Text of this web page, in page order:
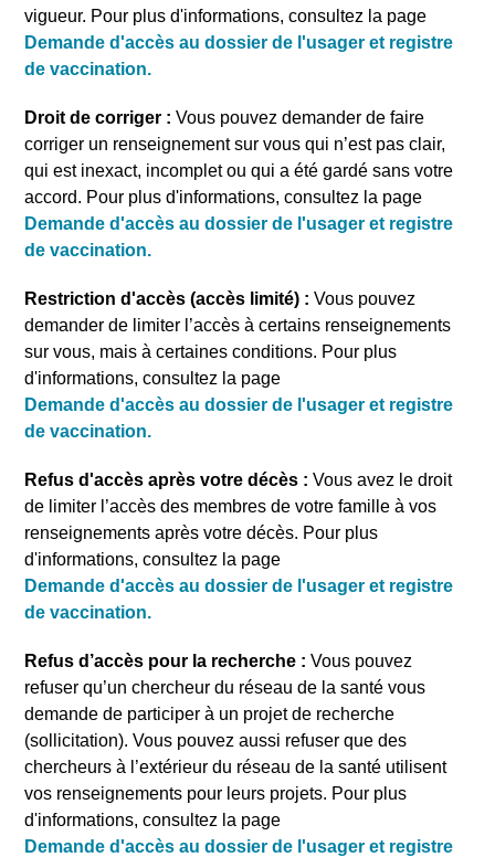
vigueur. Pour plus d'informations, consultez la page
Demande d'accès au dossier de l'usager et registre
de vaccination.
Droit de corriger : Vous pouvez demander de faire
corriger un renseignement sur vous qui n’est pas clair,
qui est inexact, incomplet ou qui a été gardé sans votre
accord. Pour plus d'informations, consultez la page
Demande d'accès au dossier de l'usager et registre
de vaccination.
Restriction d'accès (accès limité) : Vous pouvez
demander de limiter l’accès à certains renseignements
sur vous, mais à certaines conditions. Pour plus
d'informations, consultez la page
Demande d'accès au dossier de l'usager et registre
de vaccination.
Refus d'accès après votre décès : Vous avez le droit
de limiter l’accès des membres de votre famille à vos
renseignements après votre décès. Pour plus
d'informations, consultez la page
Demande d'accès au dossier de l'usager et registre
de vaccination.
Refus d’accès pour la recherche :Vous pouvez
refuser qu’un chercheur du réseau de la santé vous
demande de participer à un projet de recherche
(sollicitation). Vous pouvez aussi refuser que des
chercheurs à l’extérieur du réseau de la santé utilisent
vos renseignements pour leurs projets. Pour plus
d'informations, consultez la page
Demande d'accès au dossier de l'usager et registre